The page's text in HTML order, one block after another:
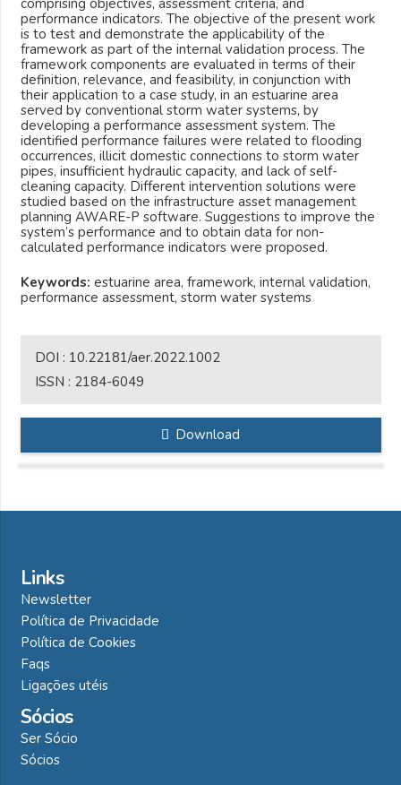
performance indicators. The objective of the present work
is to test and demonstrate the applicability of the
framework as part of the internal validation process. The
framework components are evaluated in terms of their
definition, relevance, and feasibility, in conjunction with
their application to a case study, in an estuarine area
served by conventional storm water systems, by
developing a performance assessment system. The
identified performance failures were related to flooding
occurrences, illicit domestic connections to storm water
pipes, insufficient hydraulic capacity, and lack of self-
cleaning capacity. Different intervention solutions were
studied based on the infrastructure asset management
planning AWARE-P software. Suggestions to improve the
system’s performance and to obtain data for non-
calculated performance indicators were proposed.
Keywords: estuarine area, framework, internal validation,
performance assessment, storm water systems
DOI : 10.22181/aer.2022.1002
ISSN : 2184-6049
Download
Links
Newsletter
Política de Privacidade
Política de Cookies
Faqs
Ligações utéis
Sócios
Ser Sócio
Sócios